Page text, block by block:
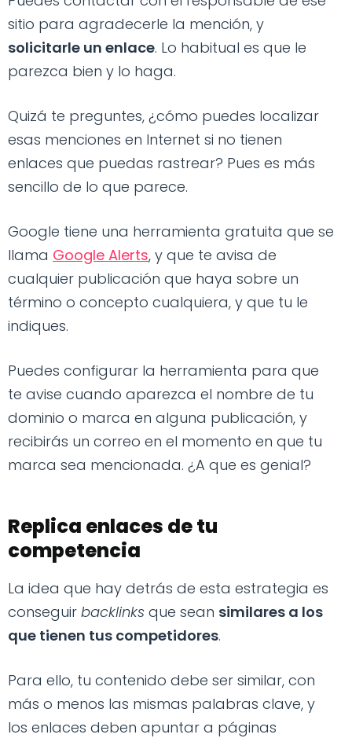
sitio para agradecerle la mención, y
solicitarle un enlace. Lo habitual es que le
parezca bien y lo haga.
Quizá te preguntes, ¿cómo puedes localizar
esas menciones en Internet si no tienen
enlaces que puedas rastrear? Pues es más
sencillo de lo que parece.
Google tiene una herramienta gratuita que se
llama Google Alerts, y que te avisa de
cualquier publicación que haya sobre un
término o concepto cualquiera, y que tu le
indiques.
Puedes configurar la herramienta para que
te avise cuando aparezca el nombre de tu
dominio o marca en alguna publicación, y
recibirás un correo en el momento en que tu
marca sea mencionada. ¿A que es genial?
Replica enlaces de tu
competencia
La idea que hay detrás de esta estrategia es
conseguir backlinks que sean similares a los
que tienen tus competidores.
Para ello, tu contenido debe ser similar, con
más o menos las mismas palabras clave, y
los enlaces deben apuntar a páginas